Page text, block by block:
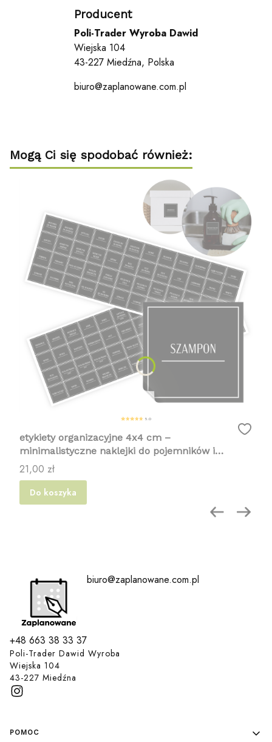
Producent
Poli-Trader Wyroba Dawid
Wiejska 104
43-227 Miedźna, Polska
biuro@zaplanowane.com.pl
Mogą Ci się spodobać również:
5.0
etykiety organizacyjne 4x4 cm –
minimalistyczne naklejki do pojemników i
organizacji domu 96 nazw
Cena
21,00 zł
Do koszyka
+48 663 38 33 37
biuro@zaplanowane.com.pl
Poli-Trader Dawid Wyroba
Wiejska 104
43-227 Miedźna
Linki w stopce
POMOC